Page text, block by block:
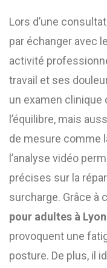
Lors d’une
par échanger avec
activité
travail et ses
un examen clinique
l’équilibre, mais
de mesure comme
l’analyse vidéo
précises sur la
surcharge. Grâce à
pour adultes à Lyon
provoquent une
posture. De plus, il